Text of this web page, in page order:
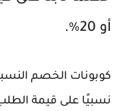
أو 20٪.
كوبونات الخصم
نسبيًا على قيمة الطلب،